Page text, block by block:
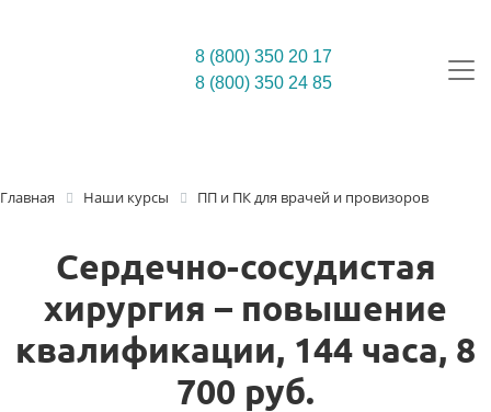
8 (800) 350 20 17
8 (800) 350 24 85
Главная Наши курсы ПП и ПК для врачей и провизоров
Сердечно-сосудистая
хирургия – повышение
квалификации, 144 часа, 8
700 руб.